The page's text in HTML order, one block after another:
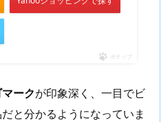
ポチップ
ークが印象深く、一目でビ
と分かるようになっていま